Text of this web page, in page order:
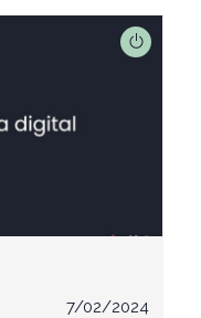
7/02/2024